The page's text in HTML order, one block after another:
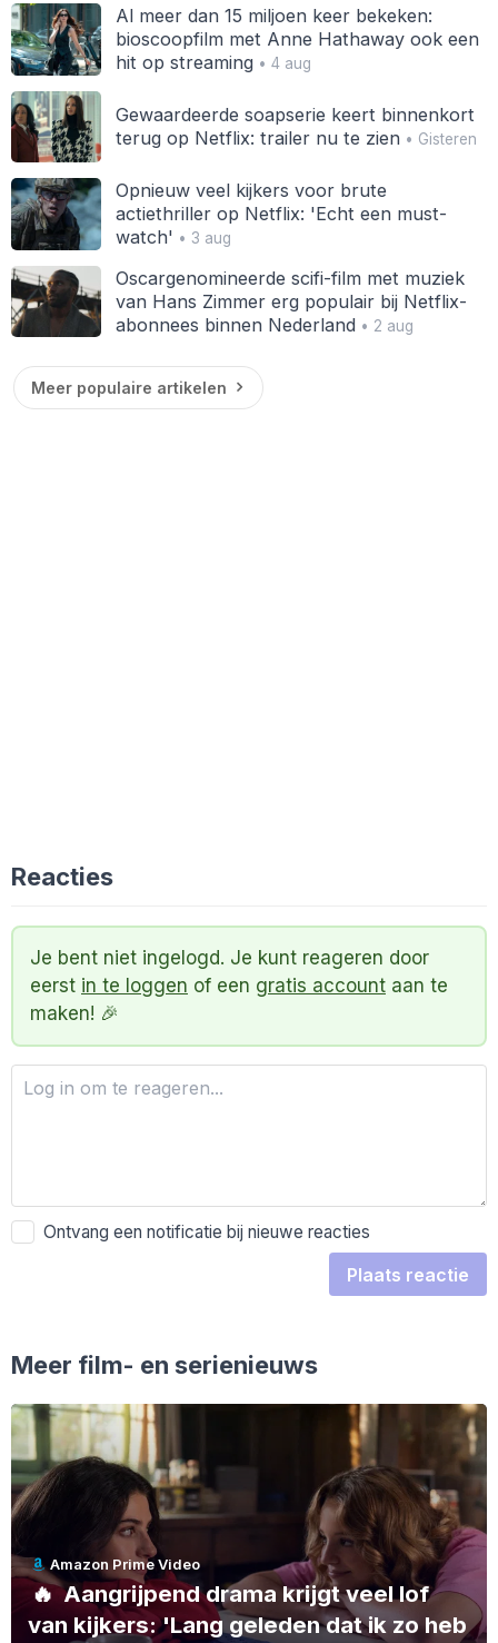
Al meer dan 15 miljoen keer bekeken:
bioscoopfilm met Anne Hathaway ook een
hit op streaming• 4 aug
Gewaardeerde soapserie keert binnenkort
terug op Netflix: trailer nu te zien• Gisteren
Opnieuw veel kijkers voor brute
actiethriller op Netflix: 'Echt een must-
watch' • 3 aug
Oscargenomineerde scifi-film met muziek
van Hans Zimmer erg populair bij Netflix-
abonnees binnen Nederland • 2 aug
Meer populaire artikelen
Reacties
Je bent niet ingelogd. Je kunt reageren door
eerst in te loggen of een gratis account aan te
maken! 🎉
Ontvang een notificatie bij nieuwe reacties
Plaats reactie
Meer film- en serienieuws
Amazon Prime Video
🔥Aangrijpend drama krijgt veel lof
van kijkers: 'Lang geleden dat ik zo heb